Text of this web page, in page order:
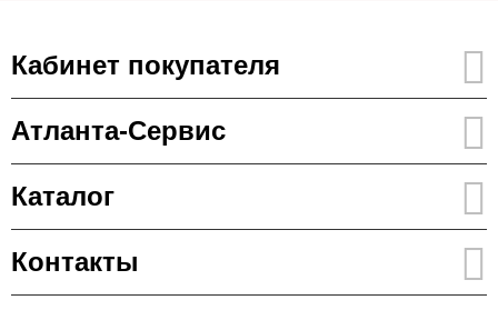
Кабинет покупателя
Атланта-Сервис
Каталог
Контакты